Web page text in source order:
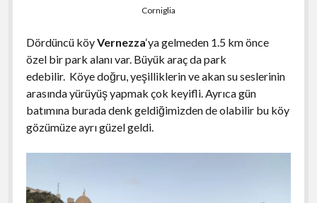
Corniglia
Dördüncü köyVernezza‘ya gelmeden 1.5 km önce
özel bir park alanı var. Büyük araç da park
edebilir. Köye doğru, yeşilliklerin ve akan su seslerinin
arasında yürüyüş yapmak çok keyifli. Ayrıca gün
batımına burada denk geldiğimizden de olabilir bu köy
gözümüze ayrı güzel geldi.